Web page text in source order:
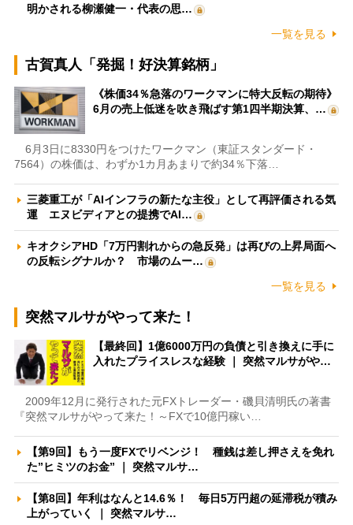
明かされる柳瀬健一・代表の思…
一覧を見る
古賀真人「発掘！好決算銘柄」
《株価34％急落のワークマンに特大反転の期待》
6月の売上低迷を吹き飛ばす第1四半期決算、…
6月3日に8330円をつけたワークマン（東証スタンダード・
7564）の株価は、わずか1カ月あまりで約34％下落…
三菱重工が「AIインフラの新たな主役」として再評価される気
運 エヌビディアとの提携でAI…
キオクシアHD「7万円割れからの急反発」は再びの上昇局面へ
の反転シグナルか？ 市場のムー…
一覧を見る
突然マルサがやって来た！
【最終回】1億6000万円の負債と引き換えに手に
入れたプライスレスな経験 ｜ 突然マルサがや…
2009年12月に発行された元FXトレーダー・磯貝清明氏の著書
『突然マルサがやって来た！～FXで10億円稼い…
【第9回】もう一度FXでリベンジ！ 種銭は差し押さえを免れ
た”ヒミツのお金” ｜ 突然マルサ…
【第8回】年利はなんと14.6％！ 毎日5万円超の延滞税が積み
上がっていく ｜ 突然マルサ…